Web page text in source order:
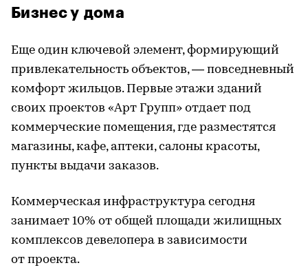
Бизнес у дома
Еще один ключевой элемент, формирующий
привлекательность объектов, — повседневный
комфорт жильцов. Первые этажи зданий
своих проектов «Арт Групп» отдает под
коммерческие помещения, где разместятся
магазины, кафе, аптеки, салоны красоты,
пункты выдачи заказов.
Коммерческая инфраструктура сегодня
занимает 10% от общей площади жилищных
комплексов девелопера в зависимости
от проекта.